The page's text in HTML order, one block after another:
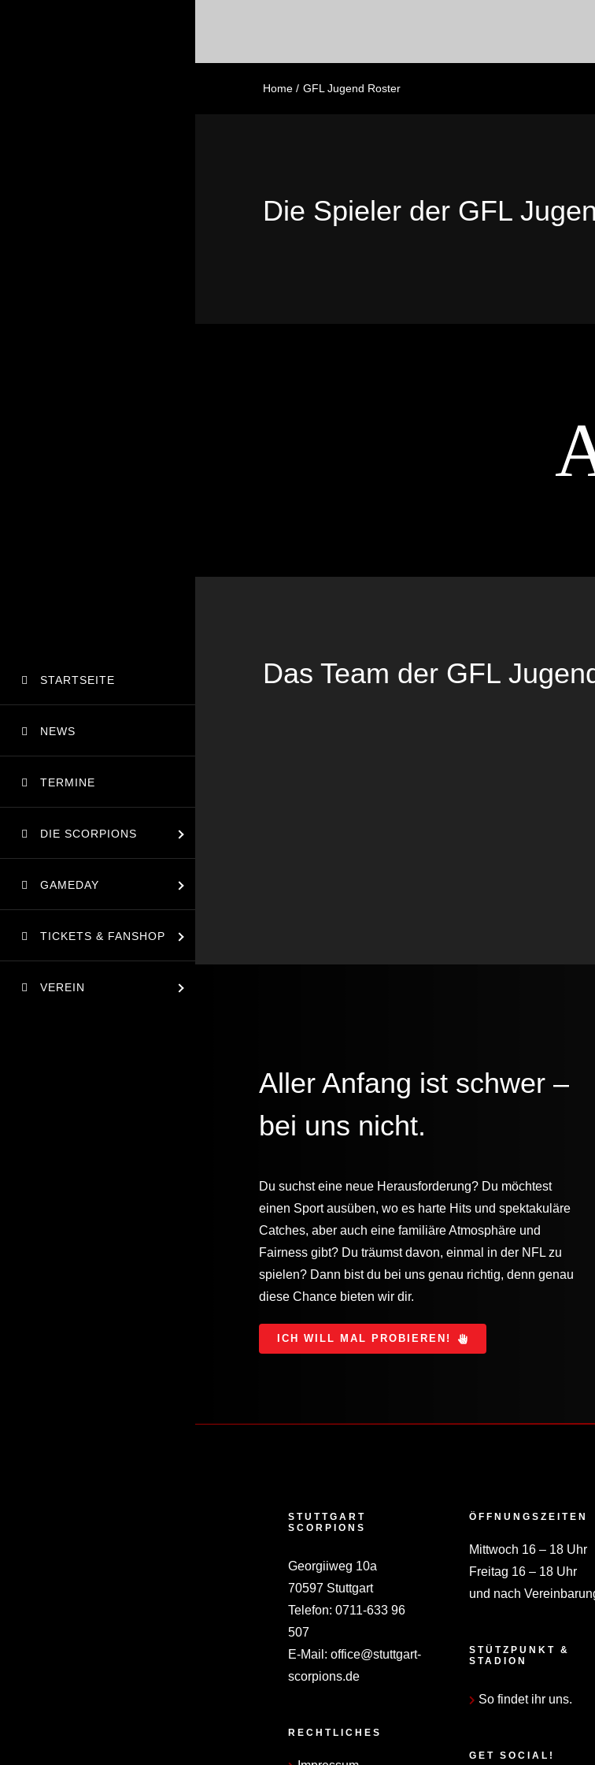
STARTSEITE
NEWS
TERMINE
DIE SCORPIONS
GAMEDAY
TICKETS & FANSHOP
VEREIN
Home GFL Jugend Roster
Die Spieler der GFL
Das Team der GFL
Aller Anfang ist schwer –
bei uns nicht.
Du suchst eine neue Herausforderung? Du möchtest
einen Sport ausüben, wo es harte Hits und spektakuläre
Catches, aber auch eine familiäre Atmosphäre und
Fairness gibt? Du träumst davon, einmal in der NFL zu
spielen? Dann bist du bei uns genau richtig, denn genau
diese Chance bieten wir dir.
ICH WILL MAL PROBIEREN!
STUTTGART
SCORPIONS
Georgiiweg 10a
70597 Stuttgart
Telefon: 0711-633 96
507
E-Mail: office@stuttgart-
scorpions.de
RECHTLICHES
ÖFFNUNGSZEITEN
Mittwoch 16 – 18 Uhr
Freitag 16 – 18 Uhr
und nach
STÜTZPUNKT &
STADION
So findet ihr uns.
GET SOCIAL!